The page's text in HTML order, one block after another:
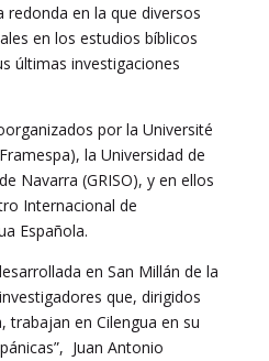
redonda en la que diversos
en los estudios bíblicos
últimas investigaciones
por la Université
la Universidad de
Navarra (GRISO), y en ellos
Internacional de
Española.
en San Millán de la
que, dirigidos
trabajan en Cilengua en su
Juan Antonio